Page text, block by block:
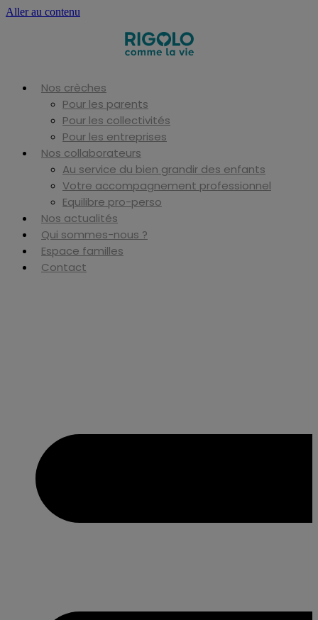
Aller au contenu
Nos crèches
Pour les parents
Pour les collectivités
Pour les entreprises
Nos collaborateurs
Au service du bien grandir des enfants
Votre accompagnement professionnel
Equilibre pro-perso
Nos actualités
Qui sommes-nous ?
Espace familles
Contact